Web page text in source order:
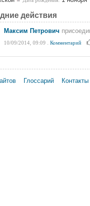
действия
Максим Петрович
10/09/2014, 09:09 Комментарий
Глоссарий Контакты